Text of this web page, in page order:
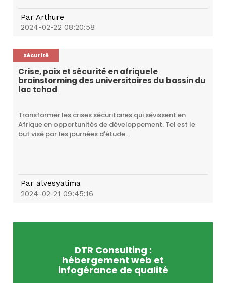
ParArthure
2024-02-22 08:20:58
Sécurité
Crise, paix et sécurité en afriquele
brainstorming des universitaires du bassin du
lac tchad
Transformer les crises sécuritaires qui sévissent en
Afrique en opportunités de développement. Tel est le
but visé par les journées d'étude...
Paralvesyatima
2024-02-21 09:45:16
DTR Consulting :
hébergement web et
infogérance de qualité